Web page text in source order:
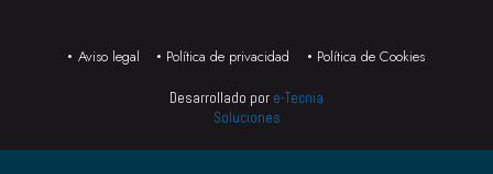
b g
a
m
h f
Aviso legal Política de privacidad Política de Cookies
Desarrollado por e-Tecnia
Soluciones